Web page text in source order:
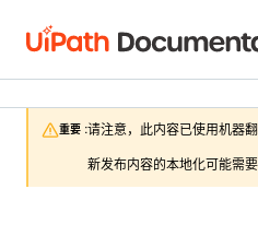
重要 :请注意，此内容已使用机器
新发布内容的本地化可能需